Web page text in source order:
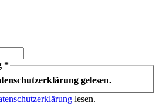
*
gelesen.
lesen.